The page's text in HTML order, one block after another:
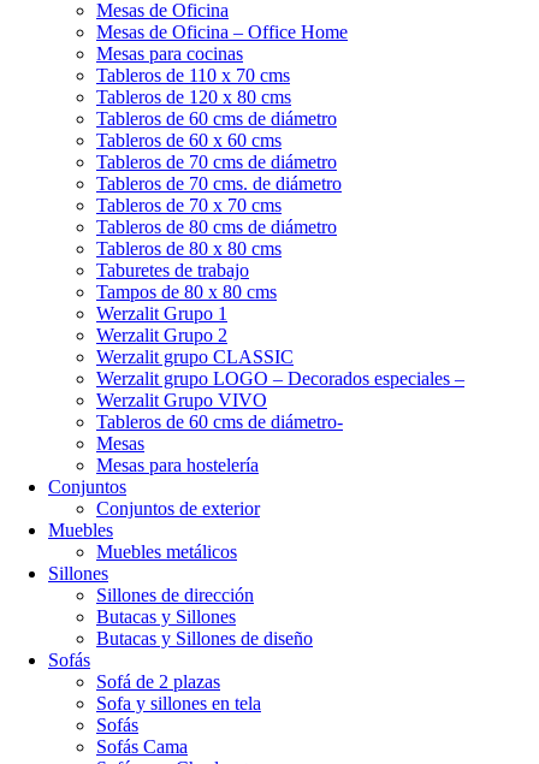
Mesas de Oficina
Mesas de Oficina – Office Home
Mesas para cocinas
Tableros de 110 x 70 cms
Tableros de 120 x 80 cms
Tableros de 60 cms de diámetro
Tableros de 60 x 60 cms
Tableros de 70 cms de diámetro
Tableros de 70 cms. de diámetro
Tableros de 70 x 70 cms
Tableros de 80 cms de diámetro
Tableros de 80 x 80 cms
Taburetes de trabajo
Tampos de 80 x 80 cms
Werzalit Grupo 1
Werzalit Grupo 2
Werzalit grupo CLASSIC
Werzalit grupo LOGO – Decorados especiales –
Werzalit Grupo VIVO
Tableros de 60 cms de diámetro-
Mesas
Mesas para hostelería
Conjuntos
Conjuntos de exterior
Muebles
Muebles metálicos
Sillones
Sillones de dirección
Butacas y Sillones
Butacas y Sillones de diseño
Sofás
Sofá de 2 plazas
Sofa y sillones en tela
Sofás
Sofás Cama